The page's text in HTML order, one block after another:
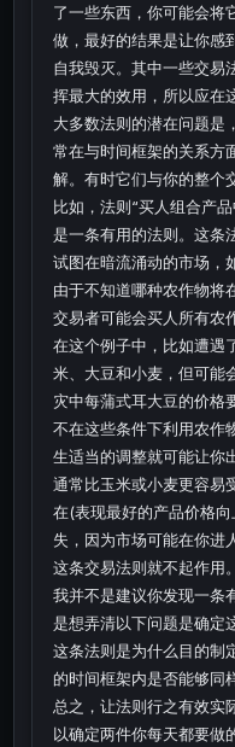
了一些东西，你可能会将
做，最好的结果是让你感
自我毁灭。其中一些交易
挥最大的效用，所以应在
大多数法则的潜在问题是
常在与时间框架的关系方
解。有时它们与你的整个
比如，法则“买人组合产
是一条有用的法则。这条
试图在暗流涌动的市场，
由于不知道哪种农作物将
交易者可能会买人所有农
在这个例子中，比如遭遇
米、大豆和小麦，但可能
灾中每蒲式耳大豆的价格
不在这些条件下利用农作
生适当的调整就可能让你
通常比玉米或小麦更容易
在(表现最好的产品价格
失，因为市场可能在你进
这条交易法则就不起作用。
我并不是建议你发现一条
是想弄清以下问题是确定
这条法则是为什么目的制
的时间框架内是否能够同
总之，让法则行之有效实
以确定两件你每天都要做